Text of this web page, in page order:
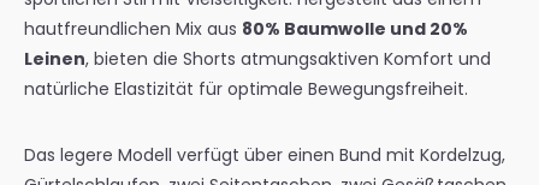
hautfreundlichen Mix aus 80% Baumwolle und 20%
Leinen, bieten die Shorts atmungsaktiven Komfort und
natürliche Elastizität für optimale Bewegungsfreiheit.
Das legere Modell verfügt über einen Bund mit Kordelzug,